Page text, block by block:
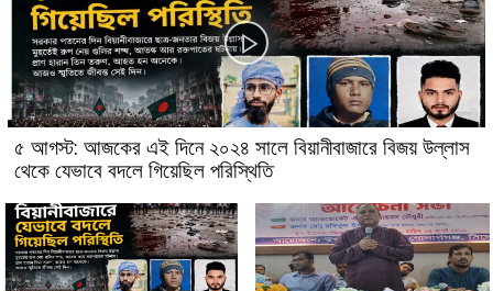
৫ আগস্ট: আজকের এই দিনে ২০২৪ সালে বিয়ানীবাজারে বিজয় উল্লাস
থেকে যেভাবে বদলে গিয়েছিল পরিস্থিতি